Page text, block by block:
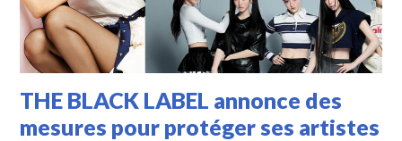
THE BLACK LABEL annonce des
mesures pour protéger ses artistes